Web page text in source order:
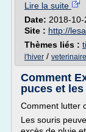
Lire la suite
Date: 2018-
Site : http://
Thèmes liés :
l'hiver /
Comment
puces et les
Comment lutter
Les souris